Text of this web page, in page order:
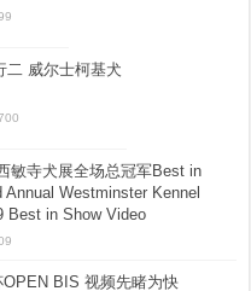
二 威尔士柯基犬
敏寺犬展全场总冠军Best in
Annual Westminster Kennel
Best in Show Video
OPEN BIS 视频先睹为快